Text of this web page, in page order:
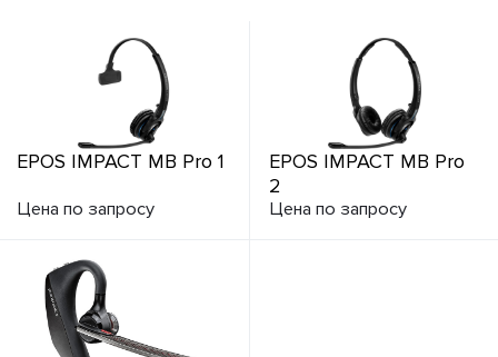
EPOS IMPACT MB Pro 1
Цена по запросу
EPOS IMPACT MB Pro
2
Цена по запросу